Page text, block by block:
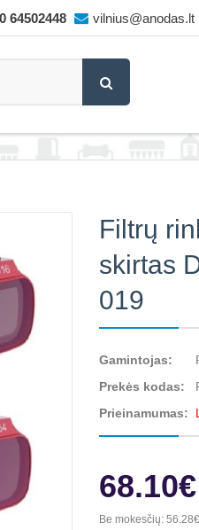
64502448 vilnius@anodas.lt
Filtrų
skirtas
019
Gamintojas:
Prekės kodas:
Prieinamumas:
68.10€
Be mokesčių:56.28€